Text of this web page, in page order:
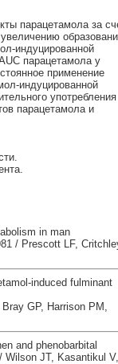
парацетамола за
индуцированной
парацетамола у
применение
индуцированной
употребления
парацетамола и
in man
/ Prescott LF,
induced fulminant
GP, Harrison PM,
and phenobarbital
Wilson JT, Kasantikul V,